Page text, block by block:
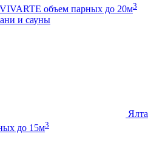
объем парных до 20м3
и сауны
Ялта
до 15м3